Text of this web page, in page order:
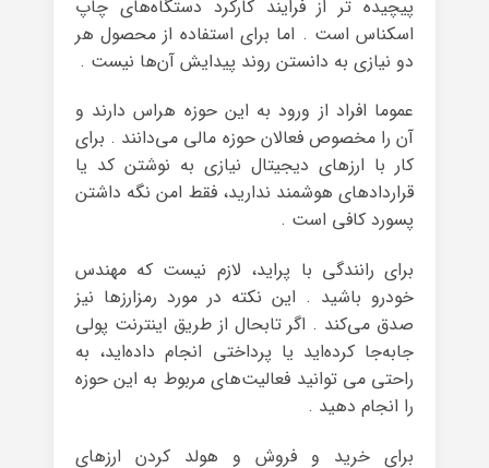
پیچیده تر از فرایند کارکرد دستگاه‌های چاپ
اسکناس است . اما برای استفاده از محصول هر
دو نیازی به دانستن روند پیدایش آن‌ها نیست .
عموما افراد از ورود به این حوزه هراس دارند و
آن‌ را مخصوص فعالان حوزه‌ مالی می‌دانند . برای
کار با ارزهای دیجیتال نیازی به نوشتن کد یا
قرارداد‌های هوشمند ندارید، فقط امن نگه داشتن
پسورد کافی است .
برای رانندگی با پراید، لازم نیست که مهندس
خودرو باشید . این نکته در مورد رمزارزها نیز
صدق می‌کند . اگر تابحال از طریق اینترنت پولی
جابه‌جا کرده‌اید یا پرداختی انجام داده‌اید، به
راحتی می توانید فعالیت‌های مربوط به این حوزه
را انجام دهید .
برای خرید و فروش و هولد کردن ارزهای